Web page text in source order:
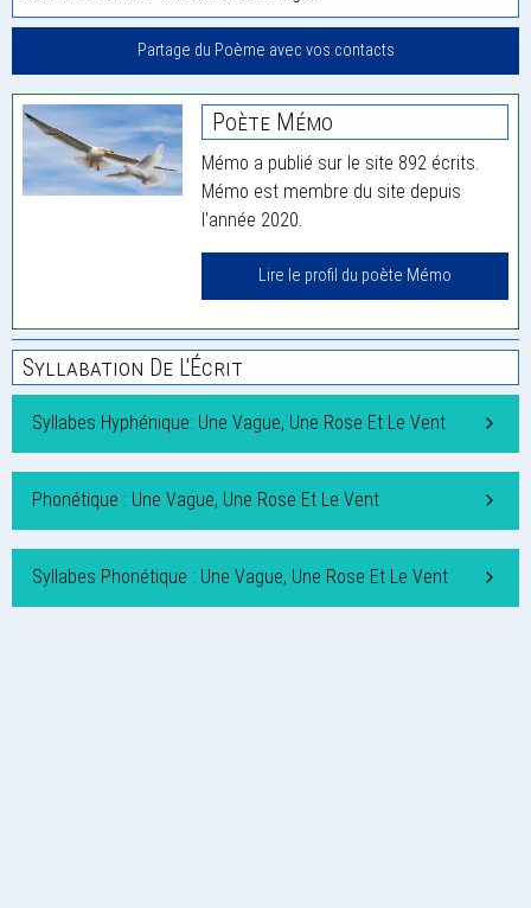
Partage du Poème avec vos contacts
Poète Mémo
Mémo a publié sur le site 892 écrits.
Mémo est membre du site depuis
l'année 2020.
Lire le profil du poète Mémo
Syllabation De L'Écrit
Syllabes Hyphénique: Une Vague, Une Rose Et Le Vent
Phonétique : Une Vague, Une Rose Et Le Vent
Syllabes Phonétique : Une Vague, Une Rose Et Le Vent